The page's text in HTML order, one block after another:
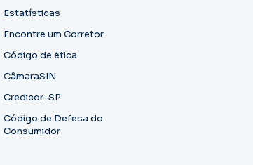
Estatísticas
Encontre um Corretor
Código de ética
CâmaraSIN
Credicor-SP
Código de Defesa do
Consumidor